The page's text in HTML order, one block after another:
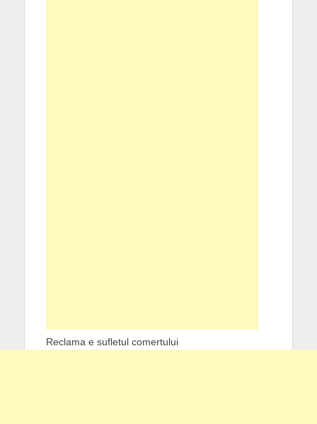
Reclama e sufletul comertului